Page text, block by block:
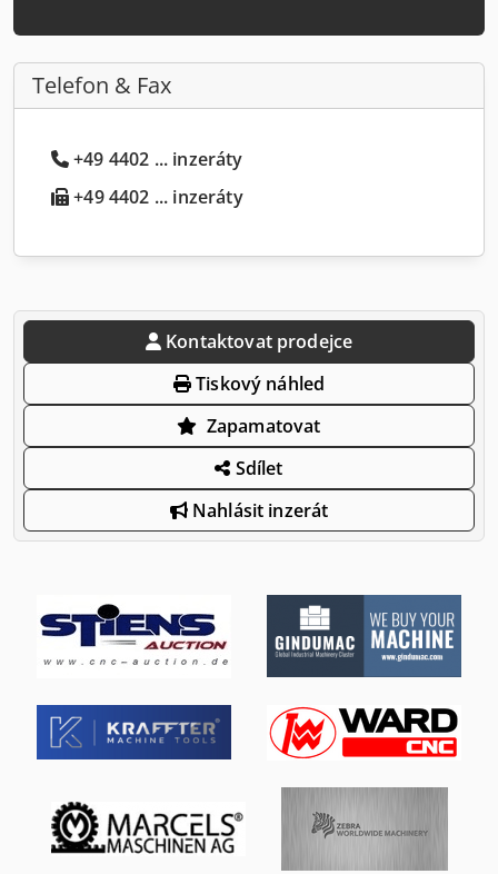
Telefon & Fax
+49 4402 ... inzeráty
+49 4402 ... inzeráty
Kontaktovat prodejce
Tiskový náhled
Zapamatovat
Sdílet
Nahlásit inzerát